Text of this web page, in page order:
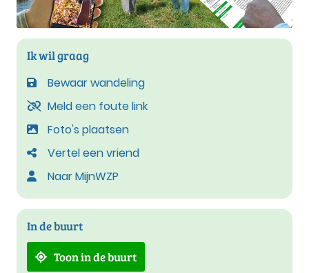
Ik wil graag
Bewaar wandeling
Meld een foute link
Foto's plaatsen
Vertel een vriend
Naar MijnWZP
In de buurt
Toon in de buurt